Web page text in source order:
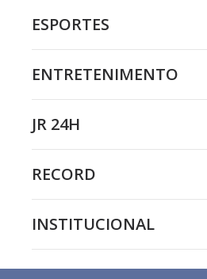
ESPORTES
ENTRETENIMENTO
JR 24H
RECORD
INSTITUCIONAL